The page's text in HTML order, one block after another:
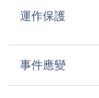
運作保護
事件應變